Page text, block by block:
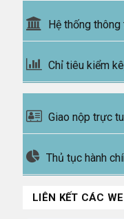
Hệ thống
Chỉ tiêu kiểm
Giao nộp trực
Thủ tục hành
LIÊN KẾT CÁC